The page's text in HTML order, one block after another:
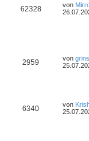
62328 von
2959 von
6340 von